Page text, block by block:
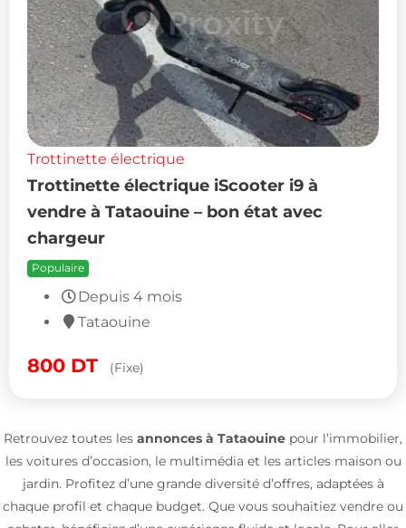
Trottinette électrique
Trottinette électrique iScooter i9 à
vendre à Tataouine – bon état avec
chargeur
Populaire
Depuis 4 mois
Tataouine
800 DT (Fixe)
Retrouvez toutes les annonces à Tataouine pour l’immobilier,
les voitures d’occasion, le multimédia et les articles maison ou
jardin. Profitez d’une grande diversité d’offres, adaptées à
chaque profil et chaque budget. Que vous souhaitiez vendre ou